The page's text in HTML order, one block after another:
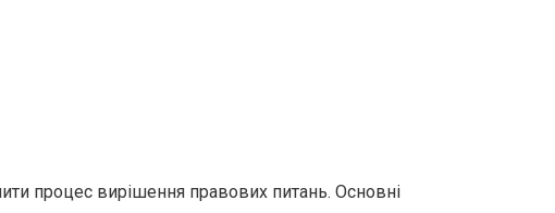
процес вирішення правових питань. Основні